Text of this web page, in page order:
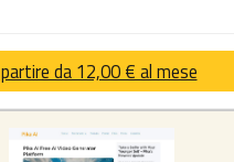
da 12,00 € al mese